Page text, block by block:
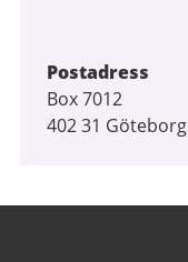
Postadress
Box 7012
402 31 Göteborg